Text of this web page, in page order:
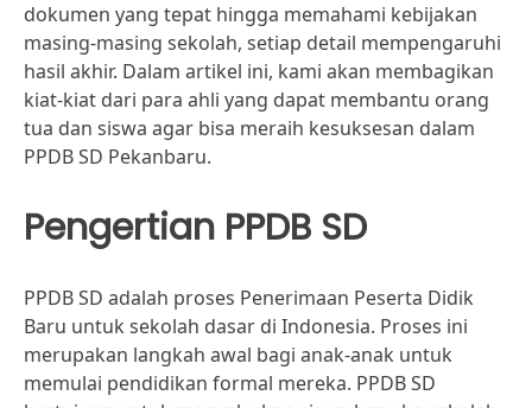
dokumen yang tepat hingga memahami kebijakan
masing-masing sekolah, setiap detail mempengaruhi
hasil akhir. Dalam artikel ini, kami akan membagikan
kiat-kiat dari para ahli yang dapat membantu orang
tua dan siswa agar bisa meraih kesuksesan dalam
PPDB SD Pekanbaru.
Pengertian PPDB SD
PPDB SD adalah proses Penerimaan Peserta Didik
Baru untuk sekolah dasar di Indonesia. Proses ini
merupakan langkah awal bagi anak-anak untuk
memulai pendidikan formal mereka. PPDB SD